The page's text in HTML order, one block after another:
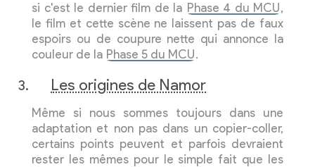
si c'est le dernier film de la Phase 4 du MCU,
le film et cette scène ne laissent pas de faux
espoirs ou de coupure nette qui annonce la
couleur de la Phase 5 du MCU.
Les origines de Namor
Même si nous sommes toujours dans une
adaptation et non pas dans un copier-coller,
certains points peuvent et parfois devraient
rester les mêmes pour le simple fait que les